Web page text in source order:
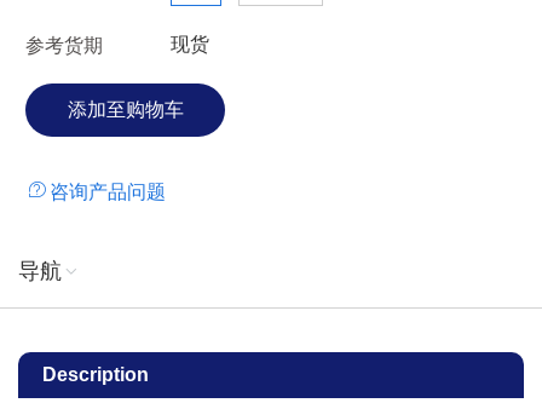
参考货期 现货
咨询产品问题
导航
Description